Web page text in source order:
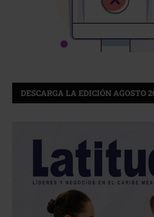
DESCARGA LA EDICIÓN AGOSTO